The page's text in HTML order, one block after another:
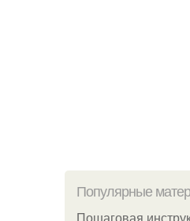
Популярные
Пошаговая